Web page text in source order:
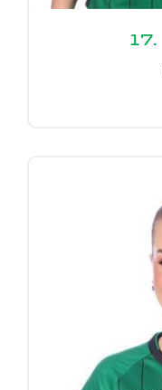
17.